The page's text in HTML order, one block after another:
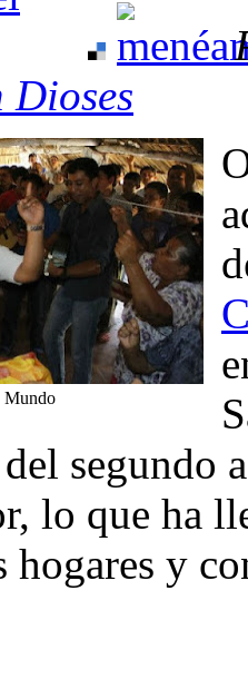
Dioses
Mundo
segundo
lo que ha
hogares y